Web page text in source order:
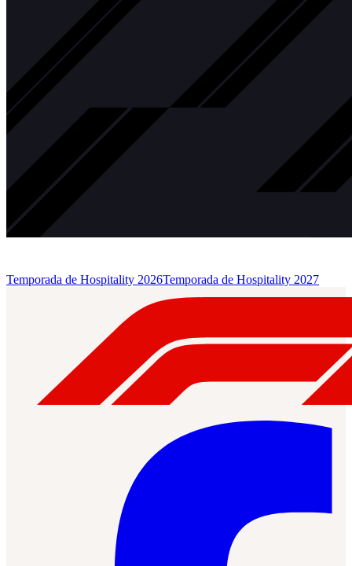
Temporada de Hospitality 2026Temporada de Hospitality 2027